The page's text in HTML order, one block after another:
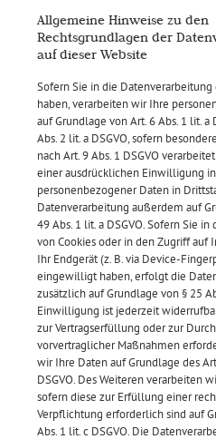
Allgemeine Hinweise zu den
Rechtsgrundlagen der
auf dieser Website
Sofern Sie in die
haben, verarbeiten wir Ihre
auf Grundlage von Art. 6 Abs. 1 lit. a
Abs. 2 lit. a DSGVO, sofern
nach Art. 9 Abs. 1 DSGVO
einer ausdrücklichen Einwilligung
personenbezogener Daten in
Datenverarbeitung außerdem auf
49 Abs. 1 lit. a DSGVO. Sofern Sie
von Cookies oder in den Zugriff auf
Ihr Endgerät (z. B. via Device-
eingewilligt haben, erfolgt die
zusätzlich auf Grundlage von § 25
Einwilligung ist jederzeit
zur Vertragserfüllung oder zur
vorvertraglicher Maßnahmen
wir Ihre Daten auf Grundlage des
DSGVO. Des Weiteren verarbeiten
sofern diese zur Erfüllung einer
Verpflichtung erforderlich sind auf
Abs. 1 lit. c DSGVO. Die